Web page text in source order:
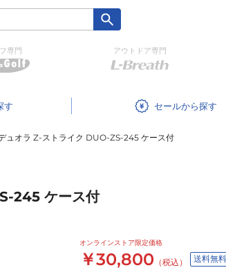
専門 アウトドア専門
セール
ュオラ Z-ストライク DUO-ZS-245 ケース付
245 ケース付
オンラインストア限定価格
￥30,800 （税込） 送料無料